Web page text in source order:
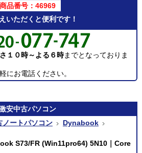
商品番号：46969
いただくと便利です！
１０時～よる６時までとなっておりま
にお電話ください。
安中古パソコン
ノートパソコン
Dynabook
S73/FR (Win11pro64) 5N10｜Core